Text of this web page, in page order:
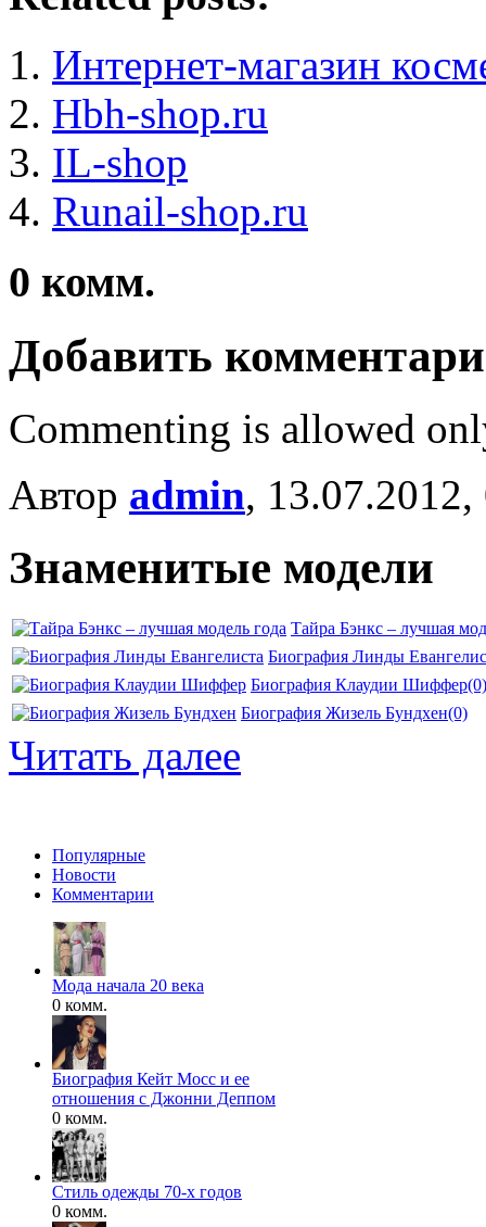
Интернет-магазин
Hbh-shop.ru
IL-shop
Runail-shop.ru
0 комм.
Добавить
Commenting is allowed
Автор admin,
Знаменитые модели
Тайра Бэнкс – лучшая
Биография Линды
Биография Клаудии Шиффер(0)
Биография Жизель Бундхен(0)
Читать далее
Популярные
Новости
Комментарии
Мода начала 20 века
0 комм.
Биография Кейт Мосс и ее
отношения с Джонни Деппом
0 комм.
Стиль одежды 70-х годов
0 комм.